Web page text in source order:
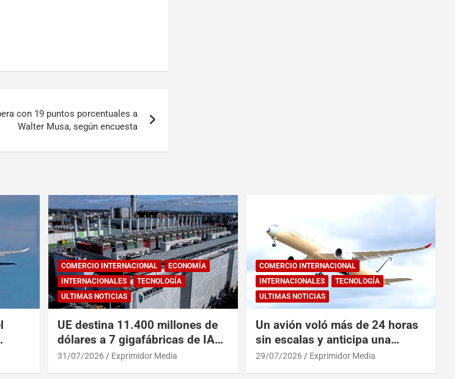
con 19 puntos porcentuales a
Walter Musa, según encuesta
COMERCIO INTERNACIONAL
ECONOMÍA
INTERNACIONALES
TECNOLOGÍA
ULTIMAS NOTICIAS
UE destina 11.400 millones de
dólares a 7 gigafábricas de IA
para alcanzar a EEUU y China
31/07/2026 Exprimidor Media
COMERCIO INTERNACIONAL
INTERNACIONALES
TECNOLOGÍA
ULTIMAS NOTICIAS
Un avión voló más de 24 horas
sin escalas y anticipa una
revolución en los viajes
29/07/2026 Exprimidor Media